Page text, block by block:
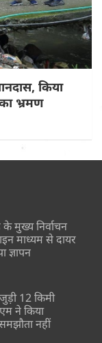
किया
भ्रमण
के मुख्य निर्वाचन
माध्यम से दायर
ज्ञापन
12 किमी
ने किया
नहीं